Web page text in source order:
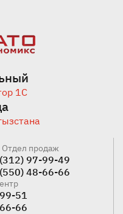
1С
Отдел продаж
97-99-49
48-66-66
51
66